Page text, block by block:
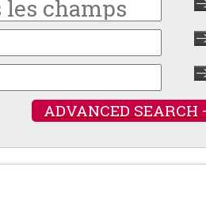
ADVANCED SEARCH